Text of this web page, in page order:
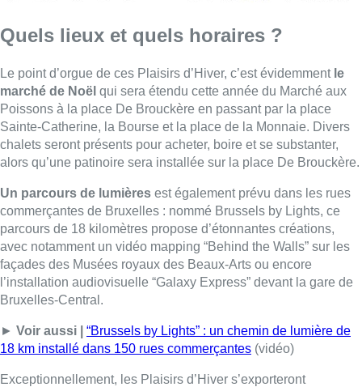
Quels lieux et quels horaires ?
Le point d’orgue de ces Plaisirs d’Hiver, c’est évidemment le
marché de Noël qui sera étendu cette année du Marché aux
Poissons à la place De Brouckère en passant par la place
Sainte-Catherine, la Bourse et la place de la Monnaie. Divers
chalets seront présents pour acheter, boire et se substanter,
alors qu’une patinoire sera installée sur la place De Brouckère.
Un parcours de lumières est également prévu dans les rues
commerçantes de Bruxelles : nommé Brussels by Lights, ce
parcours de 18 kilomètres propose d’étonnantes créations,
avec notamment un vidéo mapping “Behind the Walls” sur les
façades des Musées royaux des Beaux-Arts ou encore
l’installation audiovisuelle “Galaxy Express” devant la gare de
Bruxelles-Central.
► Voir aussi |
“Brussels by Lights” : un chemin de lumière de
18 km installé dans 150 rues commerçantes (vidéo)
Exceptionnellement, les Plaisirs d’Hiver s’exporteront